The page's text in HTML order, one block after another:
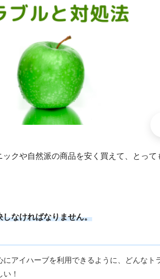
ックや自然派の商品を安く買えて、とって
なければなりません。
にアイハーブを利用できるように、どんなト
！